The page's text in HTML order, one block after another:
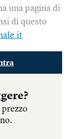
una pagina di
di questo